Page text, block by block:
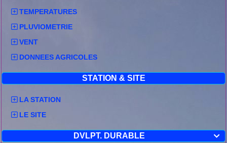
TEMPERATURES
PLUVIOMETRIE
VENT
DONNEES AGRICOLES
STATION & SITE
LA STATION
LE SITE

DVLPT. DURABLE